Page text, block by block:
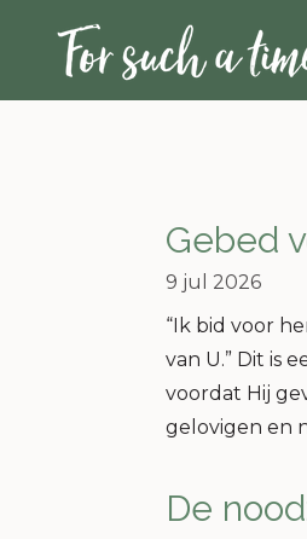
Gebed
9 jul 2026
“Ik bid voor
van U.” Dit is
voordat Hij
gelovigen en
De